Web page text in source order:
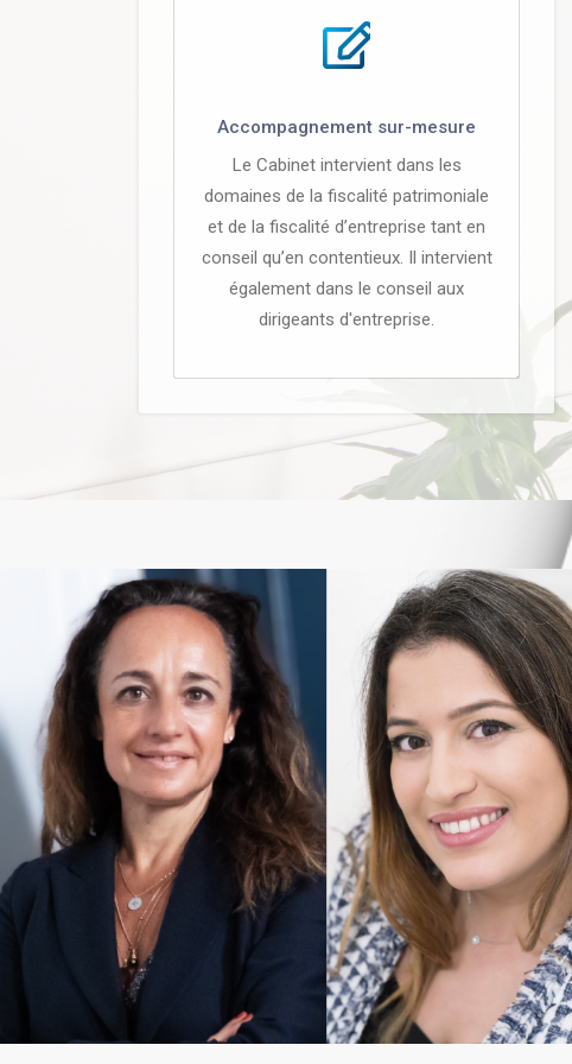
Accompagnement sur-mesure
Le Cabinet intervient dans les
domaines de la fiscalité patrimoniale
et de la fiscalité d’entreprise tant en
conseil qu’en contentieux. Il intervient
également dans le conseil aux
dirigeants d'entreprise.